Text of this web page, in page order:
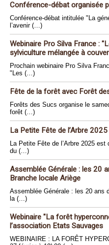
Conférence-débat organisée
Conférence-débat intitulée "La
l’avenir (…)
Webinaire Pro Silva France :
sylviculture mélangée à
Prochain webinaire Pro Silva
"Les (…)
Fête de la forêt avec Forêt
Forêts des Sucs organise le
forêt (…)
La Petite Fête de l’Arbre
La Petite Fête de l’Arbre 2025
du (…)
Assemblée Générale : les 20
Branche locale Ariège
Assemblée Générale : les 20 ans
la (…)
Webinaire "La forêt
l’association Etats Sauvages
WEBINAIRE : LA FORÊT